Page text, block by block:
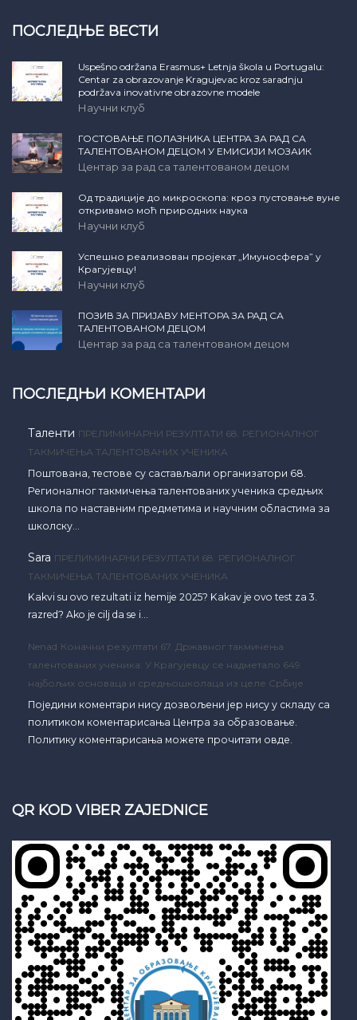
ПОСЛЕДЊЕ ВЕСТИ
Uspešno održana Erasmus+ Letnja škola u Portugalu:
Centar za obrazovanje Kragujevac kroz saradnju
podržava inovativne obrazovne modele
Научни клуб
ГОСТОВАЊЕ ПОЛАЗНИКА ЦЕНТРА ЗА РАД СА
ТАЛЕНТОВАНОМ ДЕЦОМ У ЕМИСИЈИ МОЗАИК
Центар за рад са талентованом децом
Од традиције до микроскопа: кроз пустовање вуне
откривамо моћ природних наука
Научни клуб
Успешно реализован пројекат „Имуносфера” у
Крагујевцу!
Научни клуб
ПОЗИВ ЗА ПРИЈАВУ МЕНТОРА ЗА РАД СА
ТАЛЕНТОВАНОМ ДЕЦОМ
Центар за рад са талентованом децом
ПОСЛЕДЊИ КОМЕНТАРИ
Таленти ПРЕЛИМИНАРНИ РЕЗУЛТАТИ 68. РЕГИОНАЛНОГ
ТАКМИЧЕЊА ТАЛЕНТОВАНИХ УЧЕНИКА
Поштована, тестове су састављали организатори 68.
Регионалног такмичења талентованих ученика средњих
школа по наставним предметима и научним областима за
школску…
Sara ПРЕЛИМИНАРНИ РЕЗУЛТАТИ 68. РЕГИОНАЛНОГ
ТАКМИЧЕЊА ТАЛЕНТОВАНИХ УЧЕНИКА
Kakvi su ovo rezultati iz hemije 2025? Kakav je ovo test za 3.
razred? Ako je cilj da se i…
Nenad Коначни резултати 67. Државног такмичења
талентованих ученика: У Крагујевцу се надметало 649
најбољих основаца и средњошколаца из целе Србије
Поједини коментари нису дозвољени јер нису у складу са
политиком коментарисања Центра за образовање.
Политику коментарисања можете прочитати овде.
QR KOD VIBER ZAJEDNICE